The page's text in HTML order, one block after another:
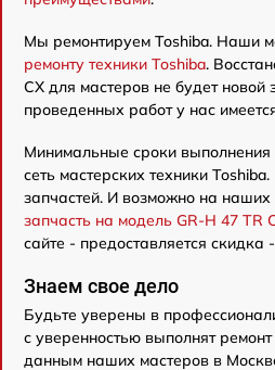
Мы ремонтируем Toshiba. Наши
ремонту техники Toshiba.
CX для мастеров не будет
проведенных работ у нас
Минимальные сроки
сеть мастерских техники
запчастей. И возможно на
запчасть на модель GR-H 47 TR
сайте - предоставляется скидка
Знаем свое дело
Будьте уверены в
с уверенностью выполнят
данным наших мастеров в